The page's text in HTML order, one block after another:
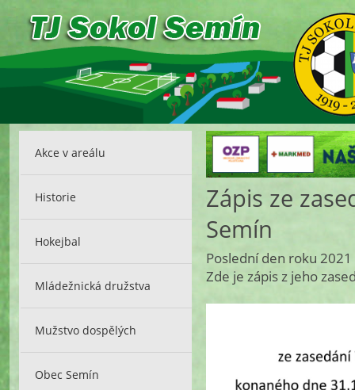
Akce v areálu
Historie
Hokejbal
Mládežnická družstva
Mužstvo dospělých
Obec Semín
Zápis ze
Semín
Poslední den roku 2021
Zde je zápis z jeho